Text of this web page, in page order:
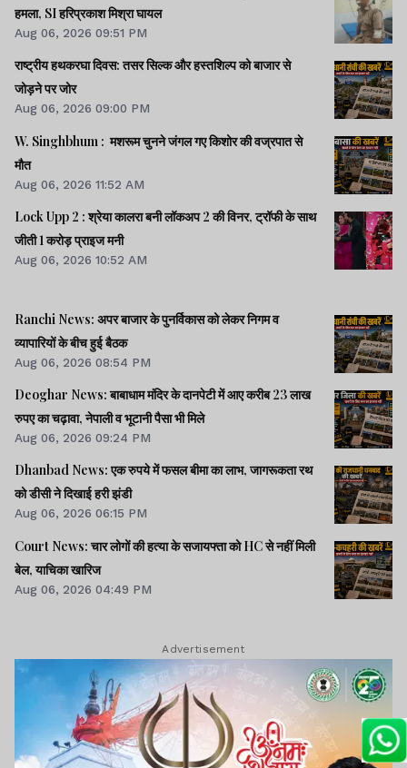
हमला, SI हरिप्रकाश मिश्रा घायल
Aug 06, 2026 09:51 PM
राष्ट्रीय हथकरघा दिवस: तसर सिल्क और हस्तशिल्प को बाजार से
जोड़ने पर जोर
Aug 06, 2026 09:00 PM
W. Singhbhum : मशरूम चुनने जंगल गए किशोर की वज्रपात से
मौत
Aug 06, 2026 11:52 AM
Lock Upp 2 : श्रेया कालरा बनी लॉकअप 2 की विनर, ट्रॉफी के साथ
जीती 1 करोड़ प्राइज मनी
Aug 06, 2026 10:52 AM
Ranchi News: अपर बाजार के पुनर्विकास को लेकर निगम व
व्यापारियों के बीच हुई बैठक
Aug 06, 2026 08:54 PM
Deoghar News: बाबाधाम मंदिर के दानपेटी में आए करीब 23 लाख
रुपए का चढ़ावा, नेपाली व भूटानी पैसा भी मिले
Aug 06, 2026 09:24 PM
Dhanbad News: एक रुपये में फसल बीमा का लाभ, जागरूकता रथ
को डीसी ने दिखाई हरी झंडी
Aug 06, 2026 06:15 PM
Court News: चार लोगों की हत्या के सजायफ्ता को HC से नहीं मिली
बेल, याचिका खारिज
Aug 06, 2026 04:49 PM
Advertisement